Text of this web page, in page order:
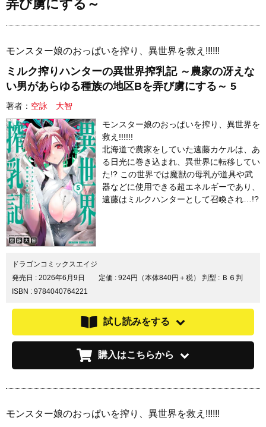
弄び虜にする～
モンスター娘のおっぱいを搾り、異世界を救え!!!!!!
ミルク搾りハンターの異世界搾乳記 ～農家の冴えな
い男があらゆる種族の地区Bを弄び虜にする～ 5
著者： 空詠 大智
モンスター娘のおっぱいを搾り、異世界を
救え!!!!!!
北海道で農家をしていた遠藤カケルは、あ
る日光に巻き込まれ、異世界に転移してい
た!? この世界では魔獣の母乳が道具や武
器などに使用できる超エネルギーであり、
遠藤はミルクハンターとして召喚され…!?
ドラゴンコミックスエイジ
発売日 : 2026年6月9日 定価 : 924円（本体840円＋税） 判型 : Ｂ６判
ISBN : 9784040764221
試し読みをする
購入はこちらから
モンスター娘のおっぱいを搾り、異世界を救え!!!!!!